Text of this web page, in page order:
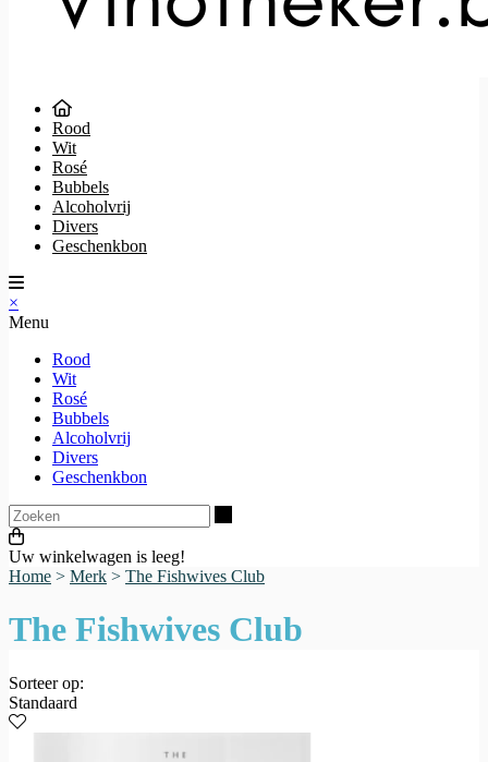
Rood
Wit
Rosé
Bubbels
Alcoholvrij
Divers
Geschenkbon
×
Menu
Rood
Wit
Rosé
Bubbels
Alcoholvrij
Divers
Geschenkbon
Uw winkelwagen is leeg!
Home > Merk > The Fishwives Club
The Fishwives Club
Sorteer op:
Standaard